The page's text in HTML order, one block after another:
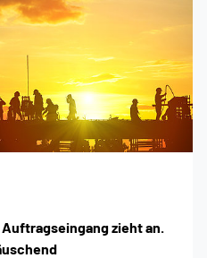
zieht an.